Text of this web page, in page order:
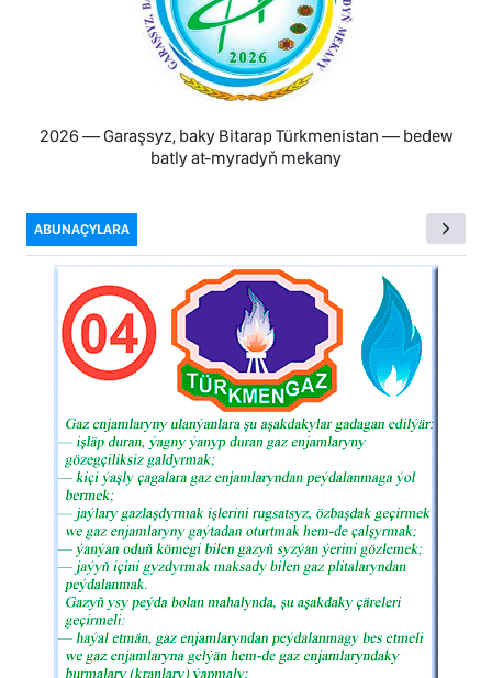
2026 — Garaşsyz, baky Bitarap Türkmenistan — bedew
batly at-myradyň mekany
ABUNAÇYLARA